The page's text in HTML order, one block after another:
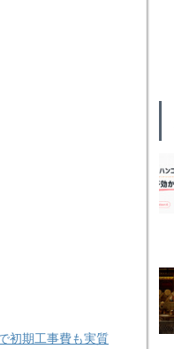
初期工事費も実質